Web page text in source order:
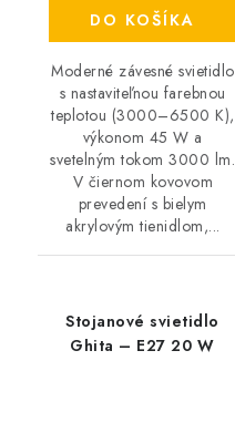
DO KOŠÍKA
Moderné závesné svietidlo
s nastaviteľnou farebnou
teplotou (3000–6500 K),
výkonom 45 W a
svetelným tokom 3000 lm.
V čiernom kovovom
prevedení s bielym
akrylovým tienidlom,...
Stojanové svietidlo
Ghita – E27 20 W